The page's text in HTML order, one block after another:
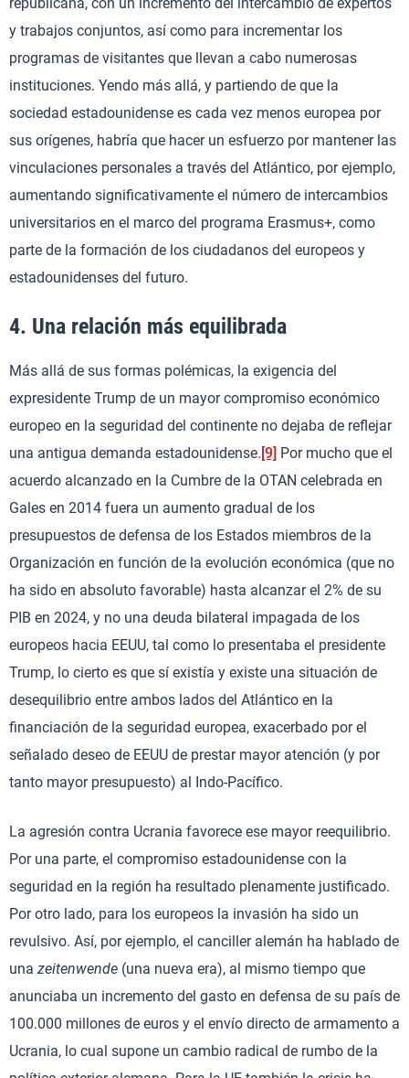
y trabajos conjuntos, así como para incrementar los
programas de visitantes que llevan a cabo numerosas
instituciones. Yendo más allá, y partiendo de que la
sociedad estadounidense es cada vez menos europea por
sus orígenes, habría que hacer un esfuerzo por mantener las
vinculaciones personales a través del Atlántico, por ejemplo,
aumentando significativamente el número de intercambios
universitarios en el marco del programa Erasmus+, como
parte de la formación de los ciudadanos del europeos y
estadounidenses del futuro.
4. Una relación más equilibrada
Más allá de sus formas polémicas, la exigencia del
expresidente Trump de un mayor compromiso económico
europeo en la seguridad del continente no dejaba de reflejar
una antigua demanda estadounidense. [9] Por mucho que el
acuerdo alcanzado en la Cumbre de la OTAN celebrada en
Gales en 2014 fuera un aumento gradual de los
presupuestos de defensa de los Estados miembros de la
Organización en función de la evolución económica (que no
ha sido en absoluto favorable) hasta alcanzar el 2% de su
PIB en 2024, y no una deuda bilateral impagada de los
europeos hacia EEUU, tal como lo presentaba el presidente
Trump, lo cierto es que sí existía y existe una situación de
desequilibrio entre ambos lados del Atlántico en la
financiación de la seguridad europea, exacerbado por el
señalado deseo de EEUU de prestar mayor atención (y por
tanto mayor presupuesto) al Indo-Pacífico.
La agresión contra Ucrania favorece ese mayor reequilibrio.
Por una parte, el compromiso estadounidense con la
seguridad en la región ha resultado plenamente justificado.
Por otro lado, para los europeos la invasión ha sido un
revulsivo. Así, por ejemplo, el canciller alemán ha hablado de
una zeitenwende (una nueva era), al mismo tiempo que
anunciaba un incremento del gasto en defensa de su país de
100.000 millones de euros y el envío directo de armamento a
Ucrania, lo cual supone un cambio radical de rumbo de la